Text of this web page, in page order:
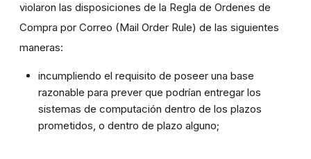
violaron las disposiciones de la Regla de Ordenes de
Compra por Correo (Mail Order Rule) de las siguientes
maneras:
incumpliendo el requisito de poseer una base
razonable para prever que podrían entregar los
sistemas de computación dentro de los plazos
prometidos, o dentro de plazo alguno;